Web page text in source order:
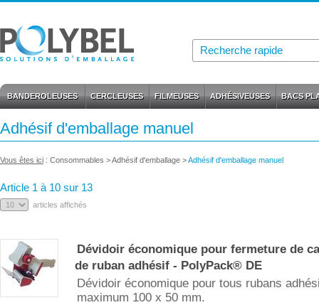
BANDEROLEUSES CERCLEUSES FILMEUSES ADHÉSIVEUSES BACS
Adhésif d'emballage manuel
Vous êtes ici : Consommables >Adhésif d'emballage >Adhésif d'emballage manuel
Article 1 à 10 sur 13
articles affichés
Dévidoir économique pour fermeture de
de ruban adhésif - PolyPack® DE
Dévidoir économique pour tous rubans
maximum 100 x 50 mm.